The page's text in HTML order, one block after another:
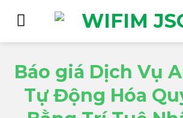
qua
nội
Báo giá Dịch Vụ
Tự Động Hóa